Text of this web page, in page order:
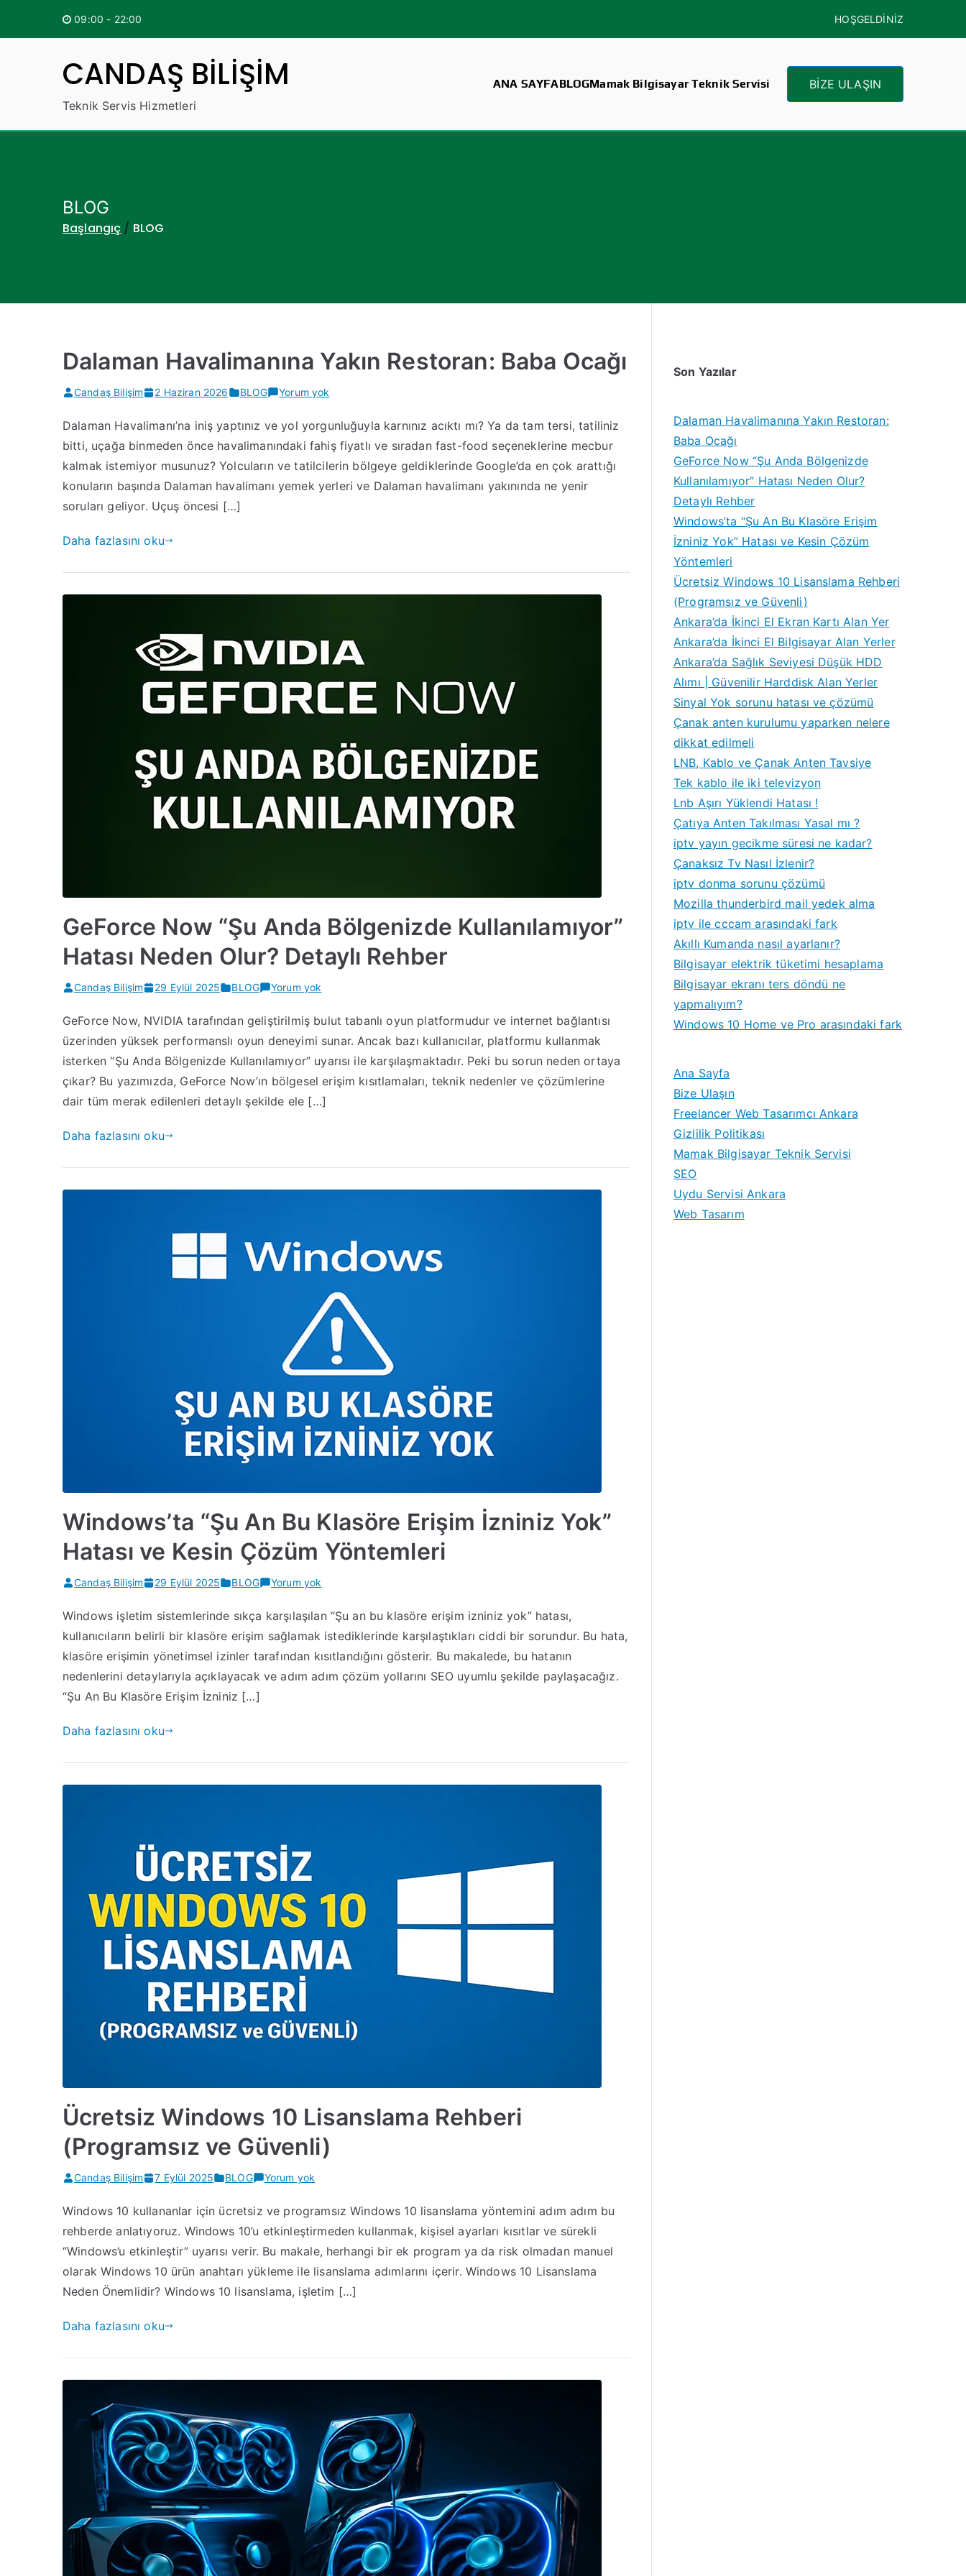
09:00 - 22:00 HOŞGELDİNİZ
CANDAŞ BİLİŞİM
Teknik Servis Hizmetleri
ANA SAYFABLOGMamak Bilgisayar Teknik Servisi BİZE ULAŞIN
BLOG
Başlangıç BLOG
Dalaman Havalimanına Yakın Restoran: Baba Ocağı
Candaş Bilişim 2 Haziran 2026 BLOG Yorum yok
Yakın
Restoran:
Baba
Ocağı
Dalaman Havalimanı’na iniş yaptınız ve yol yorgunluğuyla karnınız acıktı mı? Ya da tam tersi, tatiliniz
bitti, uçağa binmeden önce havalimanındaki fahiş fiyatlı ve sıradan fast-food seçeneklerine mecbur
kalmak istemiyor musunuz? ​Yolcuların ve tatilcilerin bölgeye geldiklerinde Google’da en çok arattığı
konuların başında Dalaman havalimanı yemek yerleri ve Dalaman havalimanı yakınında ne yenir
soruları geliyor. Uçuş öncesi […]
Daha fazlasını oku
GeForce Now “Şu Anda Bölgenizde Kullanılamıyor”
Hatası Neden Olur? Detaylı Rehber
Candaş Bilişim 29 Eylül 2025 BLOG Yorum yok
“Şu
Anda
Bölgenizde
Kullanılamıyor”
Hatası
Rehber
GeForce Now, NVIDIA tarafından geliştirilmiş bulut tabanlı oyun platformudur ve internet bağlantısı
üzerinden yüksek performanslı oyun deneyimi sunar. Ancak bazı kullanıcılar, platformu kullanmak
isterken “Şu Anda Bölgenizde Kullanılamıyor” uyarısı ile karşılaşmaktadır. Peki bu sorun neden ortaya
çıkar? Bu yazımızda, GeForce Now’ın bölgesel erişim kısıtlamaları, teknik nedenler ve çözümlerine
dair tüm merak edilenleri detaylı şekilde ele […]
Daha fazlasını oku
Windows’ta “Şu An Bu Klasöre Erişim İzniniz Yok”
Hatası ve Kesin Çözüm Yöntemleri
Candaş Bilişim 29 Eylül 2025 BLOG Yorum yok
An
Bu
Klasöre
Erişim
Kesin
Windows işletim sistemlerinde sıkça karşılaşılan “Şu an bu klasöre erişim izniniz yok” hatası,
kullanıcıların belirli bir klasöre erişim sağlamak istediklerinde karşılaştıkları ciddi bir sorundur. Bu hata,
klasöre erişimin yönetimsel izinler tarafından kısıtlandığını gösterir. Bu makalede, bu hatanın
nedenlerini detaylarıyla açıklayacak ve adım adım çözüm yollarını SEO uyumlu şekilde paylaşacağız.
“Şu An Bu Klasöre Erişim İzniniz […]
Daha fazlasını oku
Ücretsiz Windows 10 Lisanslama Rehberi
(Programsız ve Güvenli)
Candaş Bilişim 7 Eylül 2025 BLOG Yorum yok
10
Lisanslama
Rehberi
(Programsız
ve
Windows 10 kullananlar için ücretsiz ve programsız Windows 10 lisanslama yöntemini adım adım bu
rehberde anlatıyoruz. Windows 10’u etkinleştirmeden kullanmak, kişisel ayarları kısıtlar ve sürekli
“Windows’u etkinleştir” uyarısı verir. Bu makale, herhangi bir ek program ya da risk olmadan manuel
olarak Windows 10 ürün anahtarı yükleme ile lisanslama adımlarını içerir. Windows 10 Lisanslama
Neden Önemlidir? Windows 10 lisanslama, işletim […]
Daha fazlasını oku
Son Yazılar
Dalaman Havalimanına Yakın Restoran:
Baba Ocağı
GeForce Now “Şu Anda Bölgenizde
Kullanılamıyor” Hatası Neden Olur?
Detaylı Rehber
Windows’ta “Şu An Bu Klasöre Erişim
İzniniz Yok” Hatası ve Kesin Çözüm
Yöntemleri
Ücretsiz Windows 10 Lisanslama Rehberi
(Programsız ve Güvenli)
Ankara’da İkinci El Ekran Kartı Alan Yer
Ankara’da İkinci El Bilgisayar Alan Yerler
Ankara’da Sağlık Seviyesi Düşük HDD
Alımı | Güvenilir Harddisk Alan Yerler
Sinyal Yok sorunu hatası ve çözümü
Çanak anten kurulumu yaparken nelere
dikkat edilmeli
LNB, Kablo ve Çanak Anten Tavsiye
Tek kablo ile iki televizyon
Lnb Aşırı Yüklendi Hatası !
Çatıya Anten Takılması Yasal mı ?
iptv yayın gecikme süresi ne kadar?
Çanaksız Tv Nasıl İzlenir?
iptv donma sorunu çözümü
Mozilla thunderbird mail yedek alma
iptv ile cccam arasındaki fark
Akıllı Kumanda nasıl ayarlanır?
Bilgisayar elektrik tüketimi hesaplama
Bilgisayar ekranı ters döndü ne
yapmalıyım?
Windows 10 Home ve Pro arasındaki fark
Ana Sayfa
Bize Ulaşın
Freelancer Web Tasarımcı Ankara
Gizlilik Politikası
Mamak Bilgisayar Teknik Servisi
SEO
Uydu Servisi Ankara
Web Tasarım